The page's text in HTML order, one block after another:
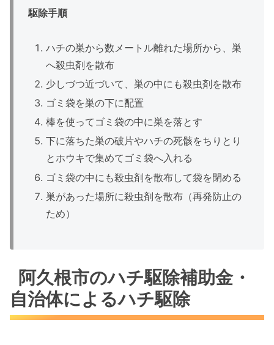
駆除手順
ハチの巣から数メートル離れた場所から、巣
へ殺虫剤を散布
少しづつ近づいて、巣の中にも殺虫剤を散布
ゴミ袋を巣の下に配置
棒を使ってゴミ袋の中に巣を落とす
下に落ちた巣の破片やハチの死骸をちりとり
とホウキで集めてゴミ袋へ入れる
ゴミ袋の中にも殺虫剤を散布して袋を閉める
巣があった場所に殺虫剤を散布（再発防止の
ため）
阿久根市のハチ駆除補助金・
自治体によるハチ駆除